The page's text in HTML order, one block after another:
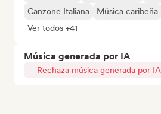
Canzone Italiana
Música caribeña
Ver todos +41
Música generada por IA
Rechaza música generada por IA